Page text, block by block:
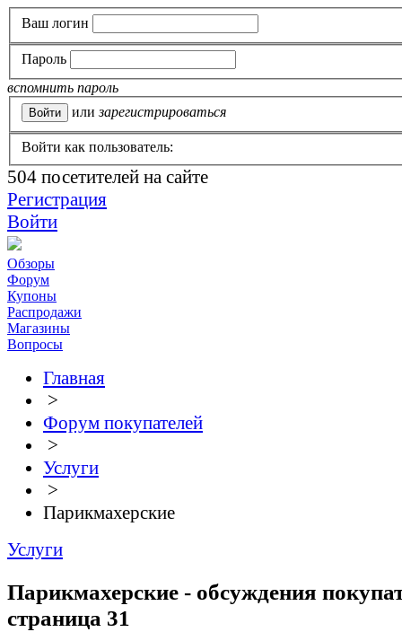
Ваш логин
Пароль
вспомнить пароль
или зарегистрироваться
Войти как пользователь:
504 посетителей на сайте
Регистрация
Войти
Обзоры
Форум
Купоны
Распродажи
Магазины
Вопросы
Главная
>
Форум покупателей
>
Услуги
>
Парикмахерские
Услуги
Парикмахерские - обсуждения
страница 31